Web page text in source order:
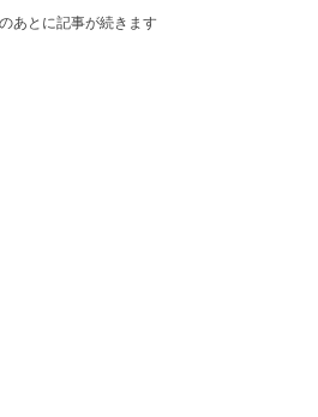
あとに記事が続きます